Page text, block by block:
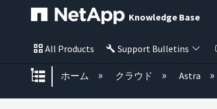
Knowledge Base
All Products Support Bulletins
グローバル階層を展開/
ホーム クラウド Astra